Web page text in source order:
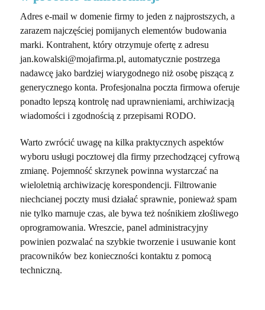
Adres e-mail w domenie firmy to jeden z najprostszych, a
zarazem najczęściej pomijanych elementów budowania
marki. Kontrahent, który otrzymuje ofertę z adresu
jan.kowalski@mojafirma.pl, automatycznie postrzega
nadawcę jako bardziej wiarygodnego niż osobę piszącą z
generycznego konta. Profesjonalna poczta firmowa oferuje
ponadto lepszą kontrolę nad uprawnieniami, archiwizacją
wiadomości i zgodnością z przepisami RODO.
Warto zwrócić uwagę na kilka praktycznych aspektów
wyboru usługi pocztowej dla firmy przechodzącej cyfrową
zmianę. Pojemność skrzynek powinna wystarczać na
wieloletnią archiwizację korespondencji. Filtrowanie
niechcianej poczty musi działać sprawnie, ponieważ spam
nie tylko marnuje czas, ale bywa też nośnikiem złośliwego
oprogramowania. Wreszcie, panel administracyjny
powinien pozwalać na szybkie tworzenie i usuwanie kont
pracowników bez konieczności kontaktu z pomocą
techniczną.